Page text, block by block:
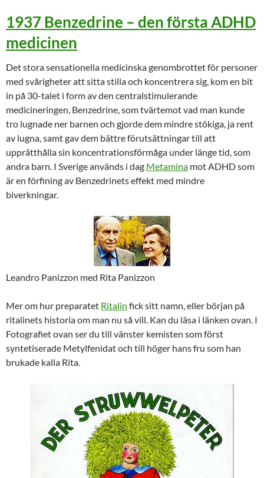
1937 Benzedrine – den första ADHD
medicinen
Det stora sensationella medicinska genombrottet för personer
med svårigheter att sitta stilla och koncentrera sig, kom en bit
in på 30-talet i form av den centralstimulerande
medicineringen, Benzedrine, som tvärtemot vad man kunde
tro lugnade ner barnen och gjorde dem mindre stökiga, ja rent
av lugna, samt gav dem bättre förutsättningar till att
upprätthålla sin koncentrationsförmåga under länge tid, som
andra barn. I Sverige används i dag Metamina mot ADHD som
är en förfining av Benzedrinets effekt med mindre
biverkningar.
Leandro Panizzon med Rita Panizzon
Mer om hur preparatet Ritalin fick sitt namn, eller början på
ritalinets historia om man nu så vill. Kan du läsa i länken ovan. I
Fotografiet ovan ser du till vänster kemisten som först
syntetiserade Metylfenidat och till höger hans fru som han
brukade kalla Rita.